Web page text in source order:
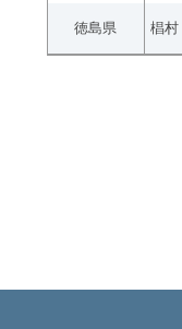
徳島県 椙